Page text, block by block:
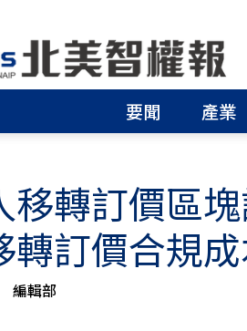
北
美
智
權
│
申
請
│
商
標
申
請
要聞 產業
移轉訂價區
轉訂價合規
編輯部